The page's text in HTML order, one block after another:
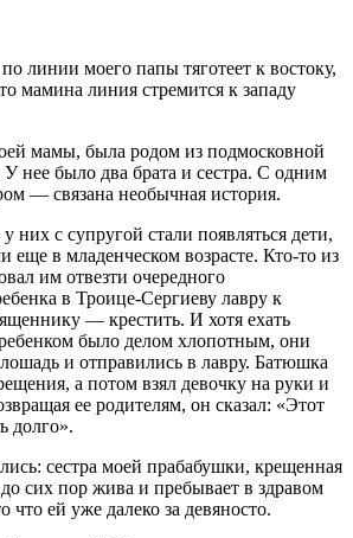
линии моего папы тяготеет к востоку,
мамина линия стремится к западу
мамы, была родом из подмосковной
нее было два брата и сестра. С одним
— связана необычная история.
них с супругой стали появляться дети,
еще в младенческом возрасте. Кто-то из
им отвезти очередного
в Троице-Сергиеву лавру к
— крестить. И хотя ехать
было делом хлопотным, они
лошадь и отправились в лавру. Батюшка
а потом взял девочку на руки и
ее родителям, он сказал: «Этот
долго».
сестра моей прабабушки, крещенная
сих пор жива и пребывает в здравом
что ей уже далеко за девяносто.